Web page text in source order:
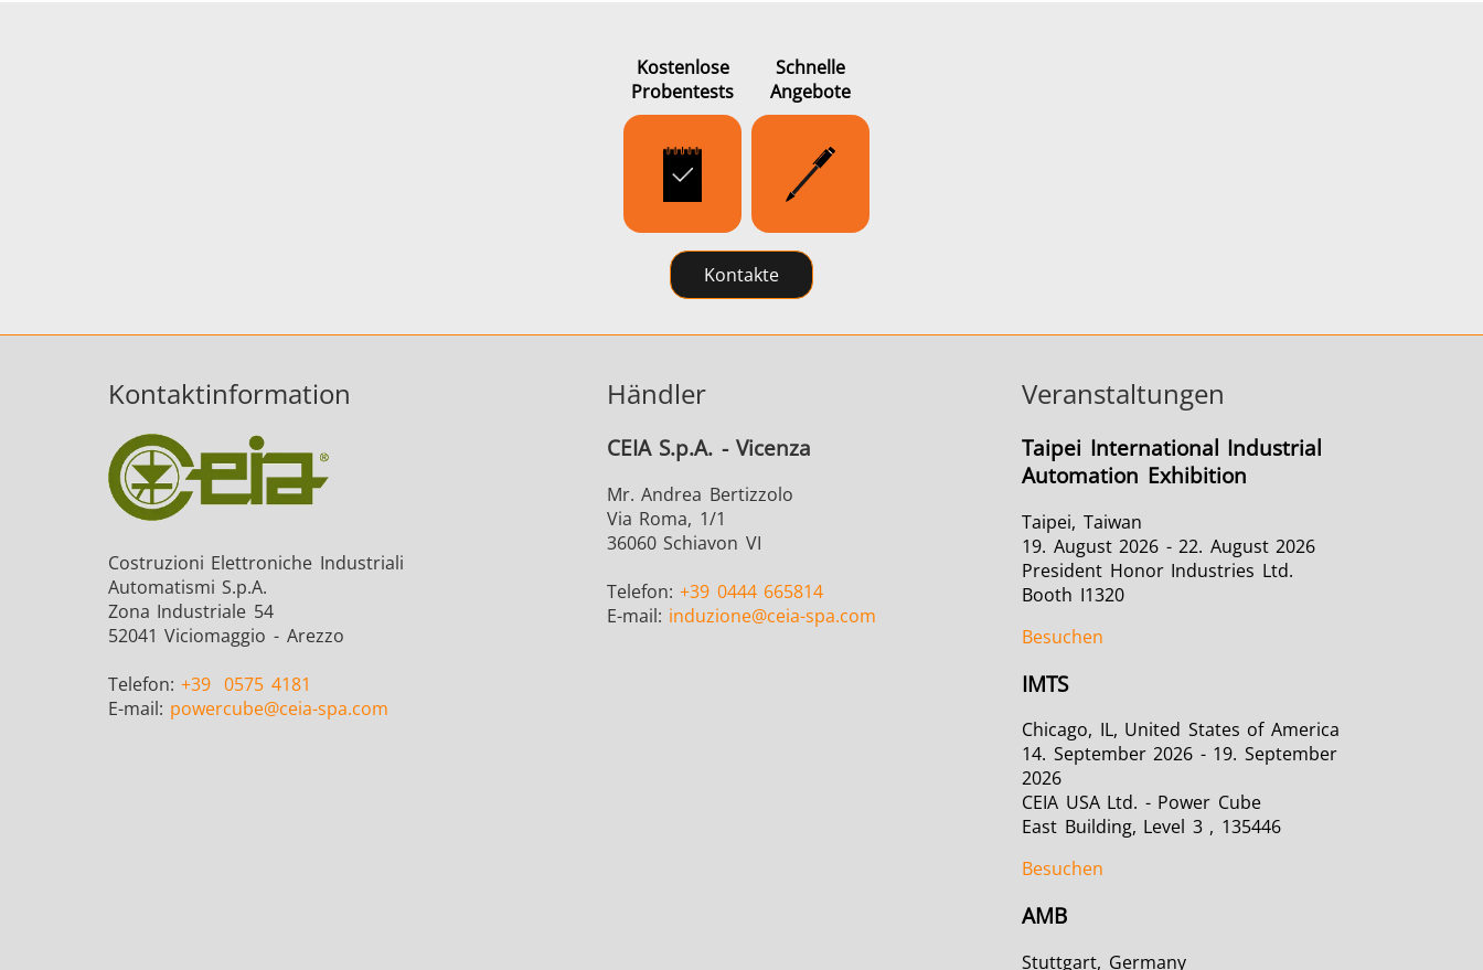
Kostenlose
Probentests
Schnelle
Angebote
Kontakte
Kontaktinformation
Costruzioni Elettroniche Industriali
Automatismi S.p.A.
Zona Industriale 54
52041 Viciomaggio - Arezzo
Telefon:+39 0575 4181
E-mail: powercube@ceia-spa.com
Händler
CEIA S.p.A. - Vicenza
Mr. Andrea Bertizzolo
Via Roma, 1/1
36060 Schiavon VI
Telefon:+39 0444 665814
E-mail: induzione@ceia-spa.com
Veranstaltungen
Taipei International Industrial
Automation Exhibition
Taipei, Taiwan
19. August 2026 - 22. August 2026
President Honor Industries Ltd.
Booth I1320
Besuchen
IMTS
Chicago, IL, United States of America
14. September 2026 - 19. September
2026
CEIA USA Ltd. - Power Cube
East Building, Level 3 , 135446
Besuchen
AMB
Stuttgart, Germany